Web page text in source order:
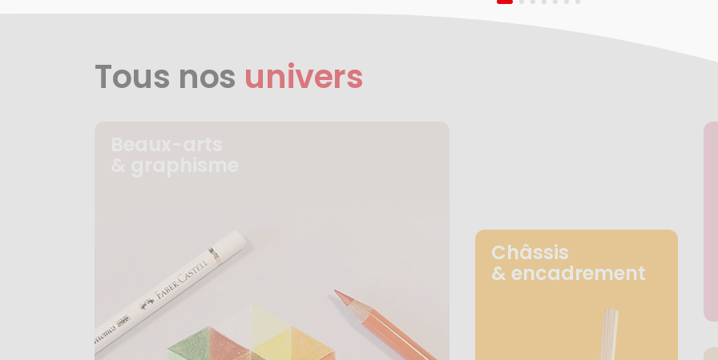
Tous nos univers
Châssis
& encadrement